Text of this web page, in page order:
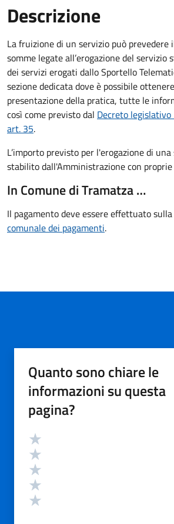
Descrizione
La fruizione di un servizio può prevedere
somme legate all’erogazione del servizio
dei servizi erogati dallo Sportello
sezione dedicata dove è possibile
presentazione della pratica, tutte le
così come previsto dal Decreto
art. 35.
L’importo previsto per l'erogazione di
stabilito dall'Amministrazione con
In Comune di Tramatza …
Il pagamento deve essere effettuato sulla
comunale dei pagamenti.
Quanto sono chiare le
informazioni su questa
pagina?
Valutazione